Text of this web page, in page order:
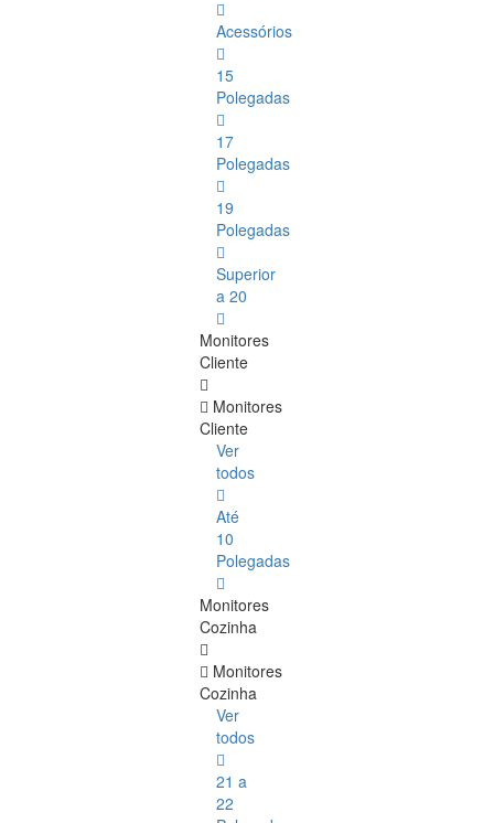
Acessórios
15
Polegadas
17
Polegadas
19
Polegadas
Superior
a 20
Monitores
Cliente
Monitores
Cliente
Ver
todos
Até
10
Polegadas
Monitores
Cozinha
Monitores
Cozinha
Ver
todos
21 a
22